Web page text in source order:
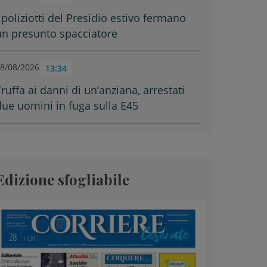
del Presidio estivo fermano
presunto spacciatore
08/2026 13:34
ai danni di un’anziana, arrestati
uomini in fuga sulla E45
sfogliabile